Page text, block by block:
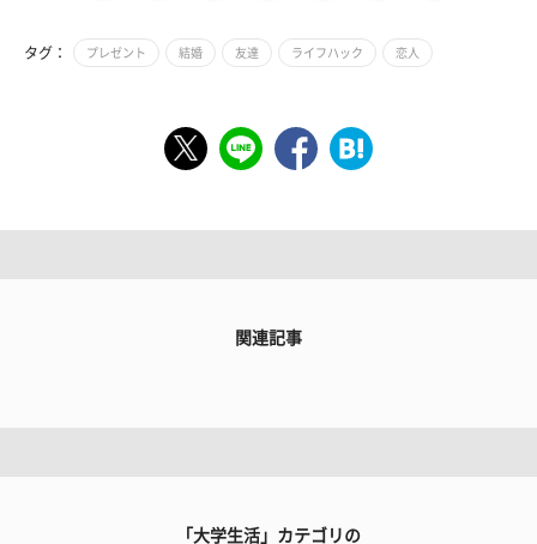
タグ： プレゼント 結婚 友達 ライフハック 恋人
関連記事
「大学生活」カテゴリの